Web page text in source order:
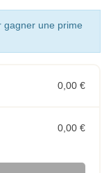
gagner une prime
0,00 €
0,00 €